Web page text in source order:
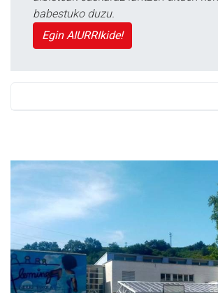
babestuko duzu.
Egin AIURRIkide!